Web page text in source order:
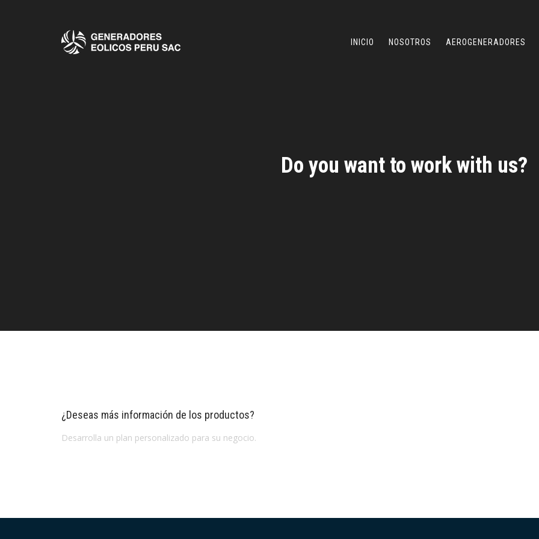
INICIO NOSOTROS AEROGENERADORES
Do you want to work with us?
¿Deseas más información de los productos?
Desarrolla un plan personalizado para su negocio.